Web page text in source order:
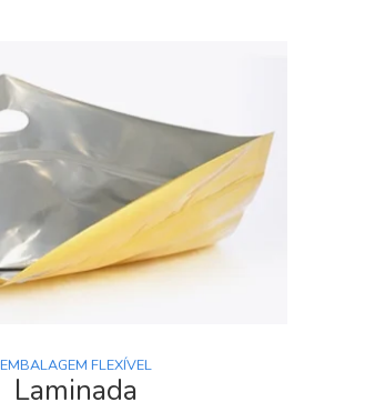
EMBALAGEM FLEXÍVEL
Laminada